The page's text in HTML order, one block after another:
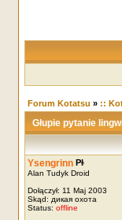
Forum Kotatsu » ::
Głupie pytanie
Ysengrinn
Alan Tudyk Droid
Dołączył: 11 Maj 2003
Skąd: дикая охота
Status: offline